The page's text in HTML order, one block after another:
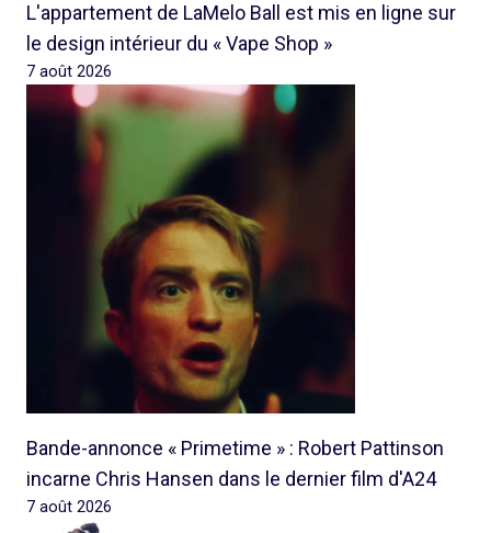
L'appartement de LaMelo Ball est mis en ligne sur
le design intérieur du « Vape Shop »
7 août 2026
Bande-annonce « Primetime » : Robert Pattinson
incarne Chris Hansen dans le dernier film d'A24
7 août 2026